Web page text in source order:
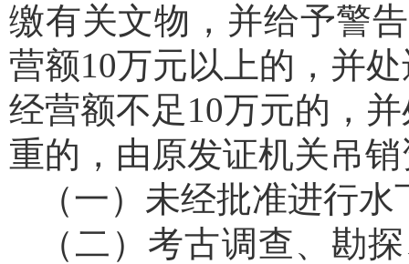
缴有关文物，并给予警
营额10万元以上的，并
经营额不足10万元的，
重的，由原发证机关吊
（一）未经批准进行
（二）考古调查、勘